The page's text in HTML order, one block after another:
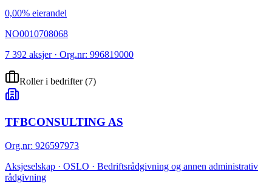
0,00% eierandel
NO0010708068
7 392 aksjer · Org.nr: 996819000
Roller i bedrifter(7)
TFBCONSULTING AS
Org.nr: 926597973
Aksjeselskap · OSLO · Bedriftsrådgivning og annen administrativ
rådgivning